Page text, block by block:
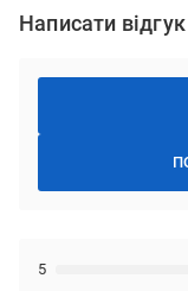
Написати
5